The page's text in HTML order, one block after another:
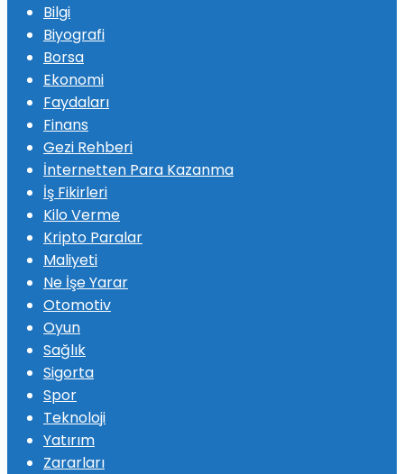
Bilgi
Biyografi
Borsa
Ekonomi
Faydaları
Finans
Gezi Rehberi
İnternetten Para Kazanma
İş Fikirleri
Kilo Verme
Kripto Paralar
Maliyeti
Ne İşe Yarar
Otomotiv
Oyun
Sağlık
Sigorta
Spor
Teknoloji
Yatırım
Zararları